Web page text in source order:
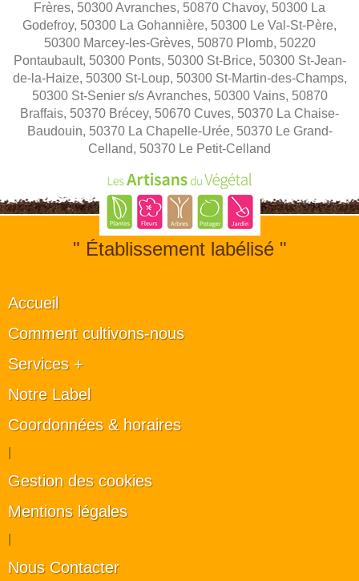
Frères, 50300 Avranches, 50870 Chavoy, 50300 La
Godefroy, 50300 La Gohannière, 50300 Le Val-St-Père,
50300 Marcey-les-Grèves, 50870 Plomb, 50220
Pontaubault, 50300 Ponts, 50300 St-Brice, 50300 St-Jean-
de-la-Haize, 50300 St-Loup, 50300 St-Martin-des-Champs,
50300 St-Senier s/s Avranches, 50300 Vains, 50870
Braffais, 50370 Brécey, 50670 Cuves, 50370 La Chaise-
Baudouin, 50370 La Chapelle-Urée, 50370 Le Grand-
Celland, 50370 Le Petit-Celland
" Établissement labélisé "
Accueil
Comment cultivons-nous
Services +
Notre Label
Coordonnées & horaires
Gestion des cookies
Mentions légales
Nous Contacter